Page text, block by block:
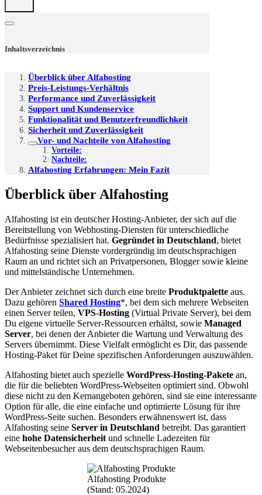
Inhaltsverzeichnis
Überblick über Alfahosting
Preis-Leistungs-Verhältnis
Performance und Zuverlässigkeit
Support und Kundenservice
Funktionalität und Benutzerfreundlichkeit
Sicherheit und Zuverlässigkeit
Vor- und Nachteile von Alfahosting
Vorteile:
Nachteile:
Alfahosting Erfahrungen: Mein Fazit
Überblick über Alfahosting
Alfahosting ist ein deutscher Hosting-Anbieter, der sich auf die
Bereitstellung von Webhosting-Diensten für unterschiedliche
Bedürfnisse spezialisiert hat. Gegründet in Deutschland, bietet
Alfahosting seine Dienste vordergründig im deutschsprachigen
Raum an und richtet sich an Privatpersonen, Blogger sowie kleine
und mittelständische Unternehmen.
Der Anbieter zeichnet sich durch eine breite Produktpalette aus.
Dazu gehören Shared Hosting*, bei dem sich mehrere Webseiten
einen Server teilen, VPS-Hosting (Virtual Private Server), bei dem
Du eigene virtuelle Server-Ressourcen erhältst, sowie Managed
Server, bei denen der Anbieter die Wartung und Verwaltung des
Servers übernimmt. Diese Vielfalt ermöglicht es Dir, das passende
Hosting-Paket für Deine spezifischen Anforderungen auszuwählen.
Alfahosting bietet auch spezielle WordPress-Hosting-Pakete an,
die für die beliebten WordPress-Webseiten optimiert sind. Obwohl
diese nicht zu den Kernangeboten gehören, sind sie eine interessante
Option für alle, die eine einfache und optimierte Lösung für ihre
WordPress-Seite suchen. Besonders erwähnenswert ist, dass
Alfahosting seine Server in Deutschland betreibt. Das garantiert
eine hohe Datensicherheit und schnelle Ladezeiten für
Webseitenbesucher aus dem deutschsprachigen Raum.
Alfahosting Produkte
(Stand: 05.2024)